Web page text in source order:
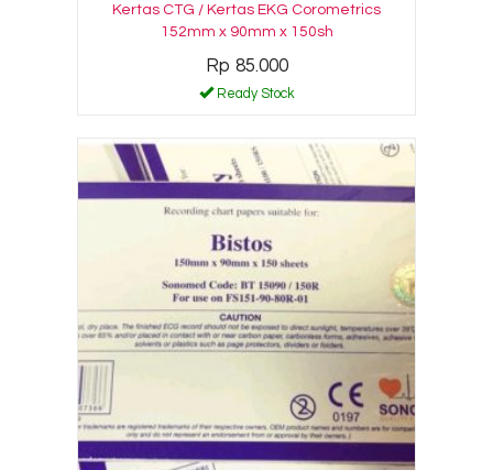
Kertas CTG / Kertas EKG Corometrics
152mm x 90mm x 150sh
Rp 85.000
Ready Stock